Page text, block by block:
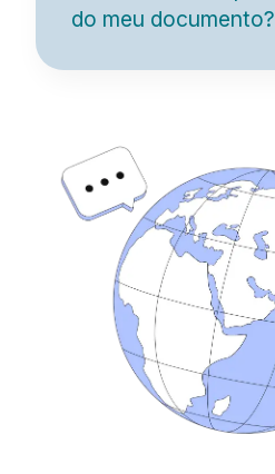
do meu documento?